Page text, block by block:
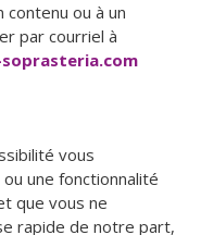
contenu ou à un
par courriel à
soprasteria.com
vous
une fonctionnalité
que vous ne
rapide de notre part,